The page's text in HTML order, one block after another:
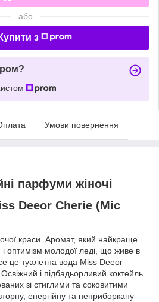
або
Купити з
Умови повернення
парфуми жіночі
Deeor Cherie (Міс
краси. Аромат, який найкраще
і оптимізм молодої леді, що живе в
це туалетна вода Miss Deeor
і підбадьорливий коктейль
зі стиглими та соковитими
енергійну та неприборкану